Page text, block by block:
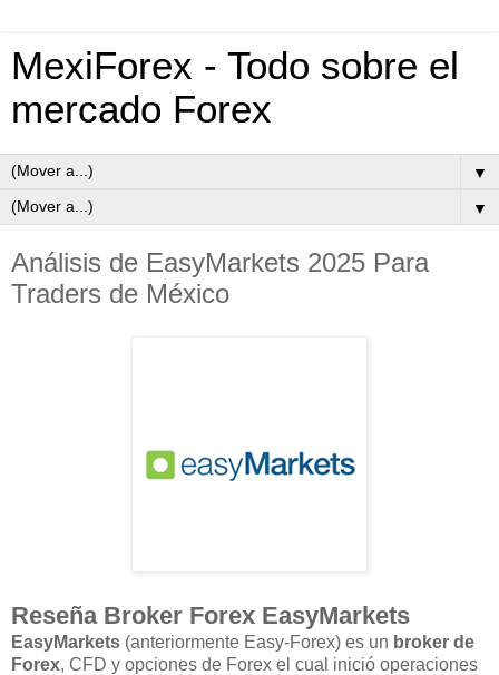
MexiForex - Todo sobre el
mercado Forex
▼
▼
Análisis de EasyMarkets 2025 Para
Traders de México
Reseña Broker Forex EasyMarkets
EasyMarkets (anteriormente Easy-Forex) es un broker de
Forex, CFD y opciones de Forex el cual inició operaciones